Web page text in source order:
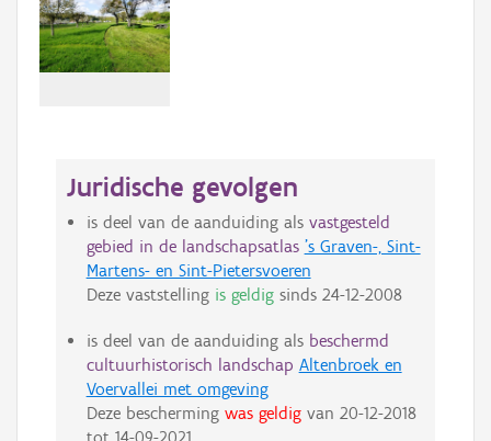
Juridische gevolgen
is deel van de aanduiding als vastgesteld
gebied in de landschapsatlas 's Graven-, Sint-
Martens- en Sint-Pietersvoeren
Deze vaststelling is geldigsinds 24-12-2008
is deel van de aanduiding als beschermd
cultuurhistorisch landschap Altenbroek en
Voervallei met omgeving
Deze bescherming was geldigvan 20-12-2018